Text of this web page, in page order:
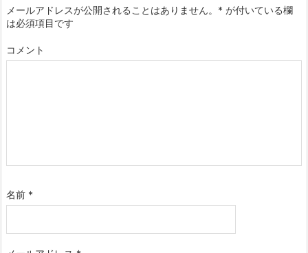
メールアドレスが公開されることはありません。 * が付いている欄
は必須項目です
コメント
名前 *